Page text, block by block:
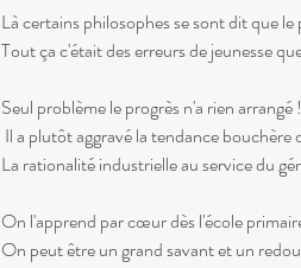
Là certains philosophes se sont dit que
Tout ça c'était des erreurs de jeunesse
Seul problème le progrès n'a rien arrangé !
Il a plutôt aggravé la tendance bouchère
La rationalité industrielle au service du
On l'apprend par cœur dès l'école
On peut être un grand savant et un